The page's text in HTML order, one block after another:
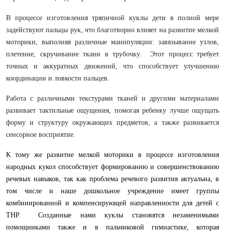
В процессе изготовления тряпичной куклы дети в полной мере
задействуют пальцы рук, что благотворно влияет на развитие мелкой
моторики, выполняя различные манипуляции: завязывание узлов,
плетение, скручивание ткани в трубочку. Этот процесс требует
точных и аккуратных движений, что способствует улучшению
координации и ловкости пальцев.
Работа с различными текстурами тканей и другими материалами
развивает тактильные ощущения, помогая ребенку лучше ощущать
форму и структуру окружающих предметов, а также развивается
сенсорное восприятие.
К тому же развитие мелкой моторики в процессе изготовления
народных кукол способствует формированию и совершенствованию
речевых навыков, так как проблема речевого развития актуальна, в
том числе и наше дошкольное учреждение имеет группы
комбинированной и компенсирующей направленности для детей с
ТНР. Созданные нами куклы становятся незаменимыми
помощниками также и в пальчиковой гимнастике, которая